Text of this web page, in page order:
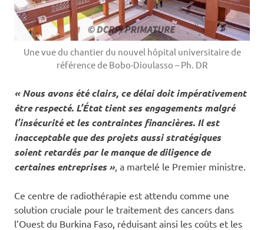
Une vue du chantier du nouvel hôpital universitaire de
référence de Bobo-Dioulasso – Ph. DR
« Nous avons été clairs, ce délai doit impérativement
être respecté. L’État tient ses engagements malgré
l’insécurité et les contraintes financières. Il est
inacceptable que des projets aussi stratégiques
soient retardés par le manque de diligence de
certaines entreprises » , a martelé le Premier ministre.
Ce centre de radiothérapie est attendu comme une
solution cruciale pour le traitement des cancers dans
l’Ouest du Burkina Faso, réduisant ainsi les coûts et les